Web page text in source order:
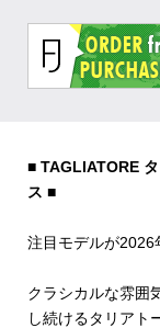
■ TAGLIATORE
ス ■
注目モデルが2026
クラシカルな雰囲
し続けるタリアト